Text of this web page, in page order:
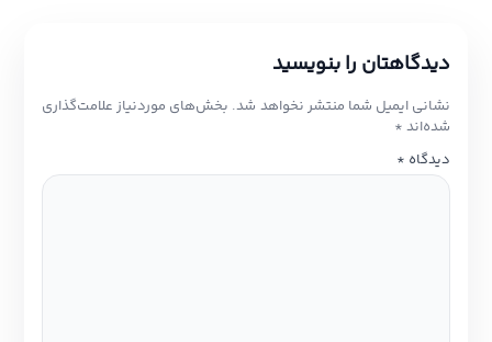
دیدگاهتان را بنویسید
نشانی ایمیل شما منتشر نخواهد شد. بخش‌های موردنیاز علامت‌گذاری
شده‌اند*
دیدگاه*